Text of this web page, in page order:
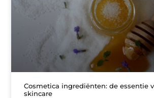
Cosmetica ingrediënten: de essentie
skincare